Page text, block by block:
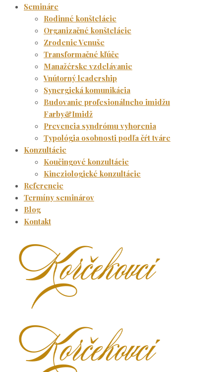
Semináre
Rodinné konštelácie
Organizačné konštelácie
Zrodenie Venuše
Transformačné kľúče
Manažérske vzdelávanie
Vnútorný leadership
Synergická komunikácia
Budovanie profesionálneho imidžu
Farby&Imidž
Prevencia syndrómu vyhorenia
Typológia osobnosti podľa čŕt tváre
Konzultácie
Koučingové konzultácie
Kineziologické konzultácie
Referencie
Termíny seminárov
Blog
Kontakt